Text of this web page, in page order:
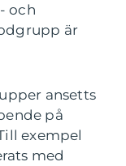
och
är
ansetts
på
exempel
med